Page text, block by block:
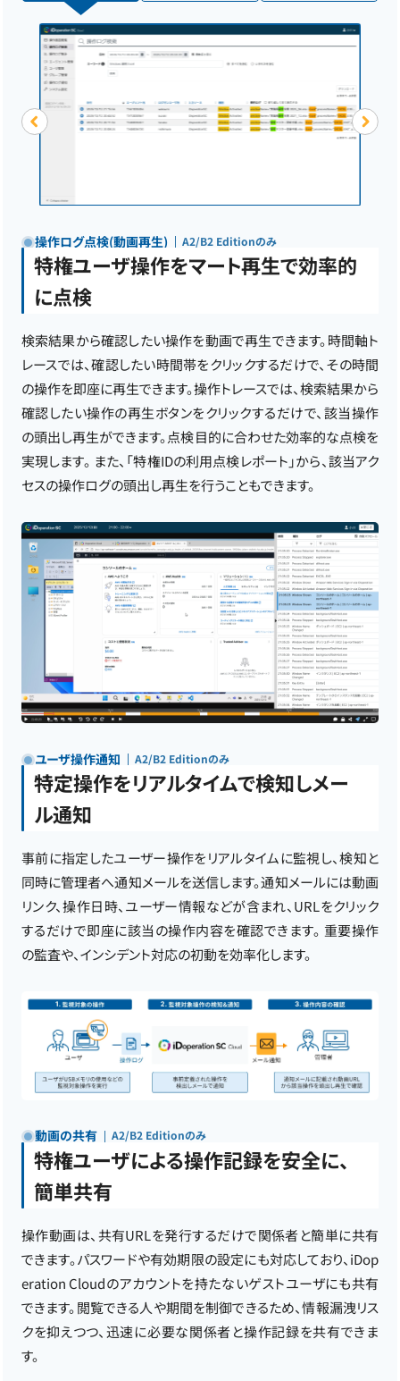
操作ログ点検(動画再生) A2/B2 Editionのみ
特権ユーザ操作をマート再生で効率的
に点検
検索結果から確認したい操作を動画で再生できます。時間軸ト
レースでは、確認したい時間帯をクリックするだけで、その時間
の操作を即座に再生できます。操作トレースでは、検索結果から
確認したい操作の再生ボタンをクリックするだけで、該当操作
の頭出し再生ができます。点検目的に合わせた効率的な点検を
実現します。 また、「特権IDの利用点検レポート」から、該当アク
セスの操作ログの頭出し再生を行うこともできます。
ユーザ操作通知 A2/B2 Editionのみ
特定操作をリアルタイムで検知しメー
ル通知
事前に指定したユーザー操作をリアルタイムに監視し、検知と
同時に管理者へ通知メールを送信します。通知メールには動画
リンク、操作日時、ユーザー情報などが含まれ、URLをクリック
するだけで即座に該当の操作内容を確認できます。 重要操作
の監査や、インシデント対応の初動を効率化します。
動画の共有 A2/B2 Editionのみ
特権ユーザによる操作記録を安全に、
簡単共有
操作動画は、共有URLを発行するだけで関係者と簡単に共有
できます。パスワードや有効期限の設定にも対応しており、iDop
eration Cloudのアカウントを持たないゲストユーザにも共有
できます。閲覧できる人や期間を制御できるため、情報漏洩リス
クを抑えつつ、迅速に必要な関係者と操作記録を共有できま
す。